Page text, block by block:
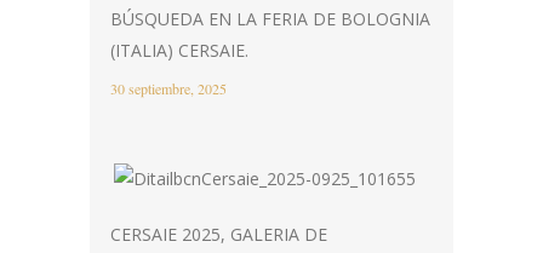
BÚSQUEDA EN LA FERIA DE BOLOGNIA
(ITALIA) CERSAIE.
30 septiembre, 2025
CERSAIE 2025, GALERIA DE